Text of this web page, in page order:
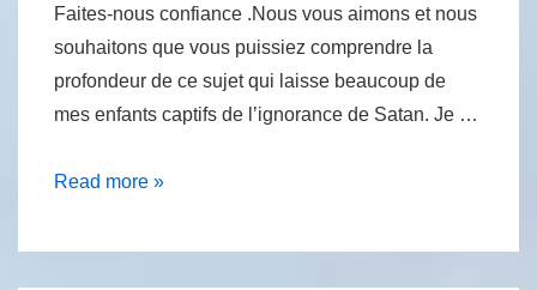
Faites-nous confiance .Nous vous aimons et nous
souhaitons que vous puissiez comprendre la
profondeur de ce sujet qui laisse beaucoup de
mes enfants captifs de l’ignorance de Satan. Je …
LE
Read more »